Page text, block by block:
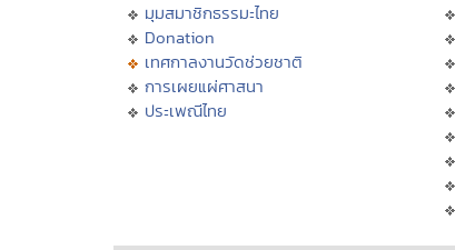
มุมสมาชิกธรรมะไทย
Donation
เทศกาลงานวัดช่วยชาติ
การเผยแผ่ศาสนา
ประเพณีไทย